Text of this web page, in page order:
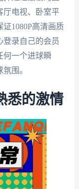
厅电视、卧室平
1080P高清画质
登录自己的会员
何一个进球瞬
围。
悉的激情